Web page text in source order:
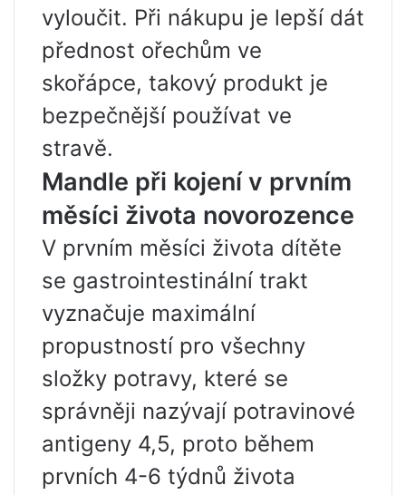
vyloučit. Při nákupu je lepší dát
přednost ořechům ve
skořápce, takový produkt je
bezpečnější používat ve
stravě.
Mandle při kojení v prvním
měsíci života novorozence
V prvním měsíci života dítěte
se gastrointestinální trakt
vyznačuje maximální
propustností pro všechny
složky potravy, které se
správněji nazývají potravinové
antigeny 4,5, proto během
prvních 4-6 týdnů života